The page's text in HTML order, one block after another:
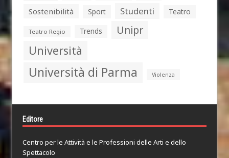
Sostenibilità Sport Studenti Teatro
Teatro Regio Trends Unipr
Università
Università di Parma Violenza
Editore
Centro per le Attività e le Professioni delle Arti e dello
Spettacolo